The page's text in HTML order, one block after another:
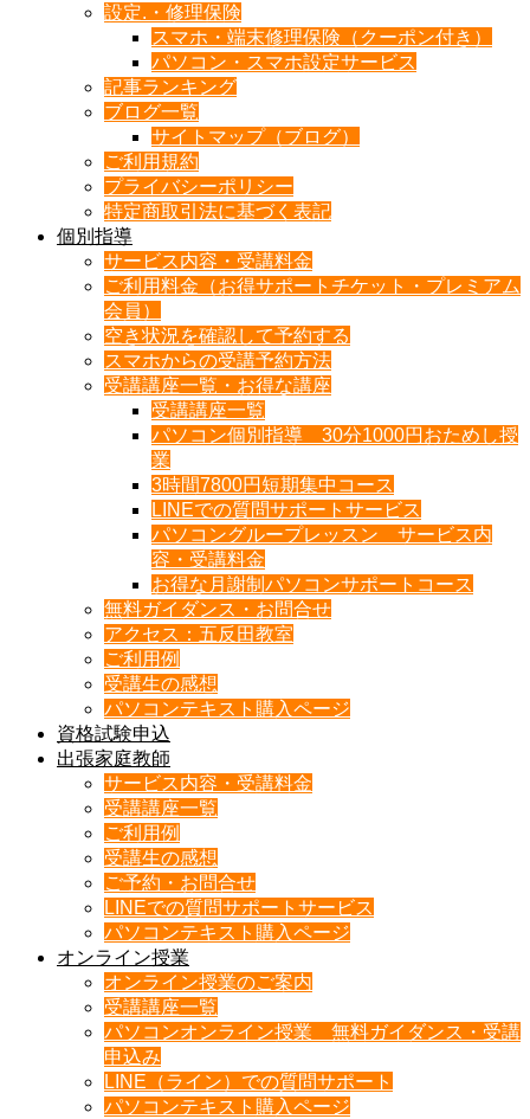
設定.・修理保険
スマホ・端末修理保険（クーポン付き）
パソコン・スマホ設定サービス
記事ランキング
ブログ一覧
サイトマップ（ブログ）
ご利用規約
プライバシーポリシー
特定商取引法に基づく表記
個別指導
サービス内容・受講料金
ご利用料金（お得サポートチケット・プレミアム
会員）
空き状況を確認して予約する
スマホからの受講予約方法
受講講座一覧・お得な講座
受講講座一覧
パソコン個別指導 30分1000円おためし授
業
3時間7800円短期集中コース
LINEでの質問サポートサービス
パソコングループレッスン サービス内
容・受講料金
お得な月謝制パソコンサポートコース
無料ガイダンス・お問合せ
アクセス：五反田教室
ご利用例
受講生の感想
パソコンテキスト購入ページ
資格試験申込
出張家庭教師
サービス内容・受講料金
受講講座一覧
ご利用例
受講生の感想
ご予約・お問合せ
LINEでの質問サポートサービス
パソコンテキスト購入ページ
オンライン授業
オンライン授業のご案内
受講講座一覧
パソコンオンライン授業 無料ガイダンス・受講
申込み
LINE（ライン）での質問サポート
パソコンテキスト購入ページ